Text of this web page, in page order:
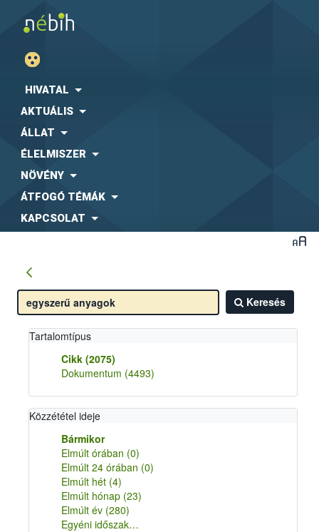
HIVATAL
AKTUÁLIS
ÁLLAT
ÉLELMISZER
NÖVÉNY
ÁTFOGÓ TÉMÁK
KAPCSOLAT
Keresés
Tartalomtípus
Cikk (2075)
Dokumentum (4493)
Közzététel ideje
Bármikor
Elmúlt órában (0)
Elmúlt 24 órában (0)
Elmúlt hét (4)
Elmúlt hónap (23)
Elmúlt év (280)
Egyéni időszak…